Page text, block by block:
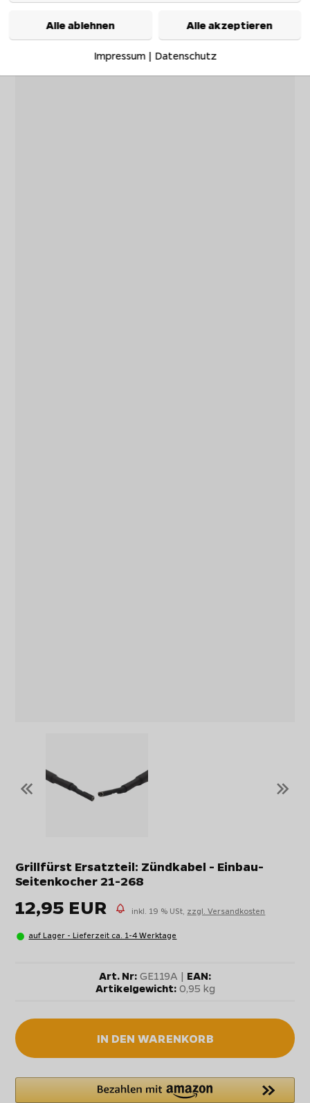
« »
Grillfürst Ersatzteil: Zündkabel - Einbau-
Seitenkocher 21-268
12,95 EUR inkl. 19 % USt, zzgl. Versandkosten
auf Lager - Lieferzeit ca. 1-4 Werktage
Art. Nr: GE119A | EAN:
Artikelgewicht:0,95 kg
IN DEN WARENKORB
Alle ablehnen Alle akzeptieren
Impressum| Datenschutz